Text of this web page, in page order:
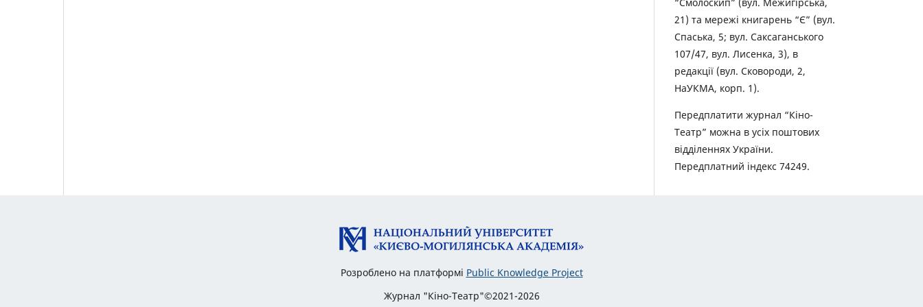
“Смолоскип” (вул. Межигірська,
21) та мережі книгарень “Є” (вул.
Спаська, 5; вул. Саксаганського
107/47, вул. Лисенка, 3), в
редакції (вул. Сковороди, 2,
НаУКМА, корп. 1).
Передплатити журнал “Кіно-
Театр” можна в усіх поштових
відділеннях України.
Передплатний індекс 74249.
Розроблено на платформі Public Knowledge Project
Журнал "Кіно-Театр"©2021-2026